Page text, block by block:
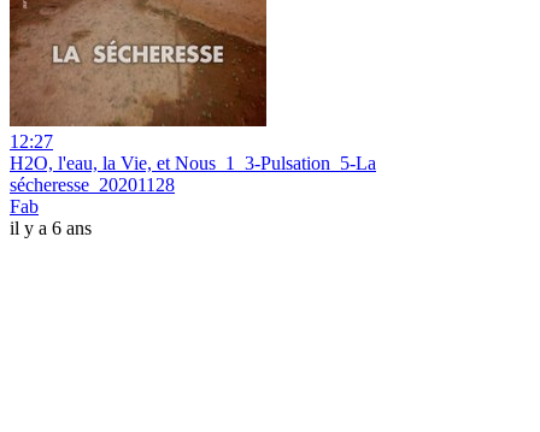
12:27
H2O, l'eau, la Vie, et Nous_1_3-Pulsation_5-La
sécheresse_20201128
Fab
il y a 6 ans